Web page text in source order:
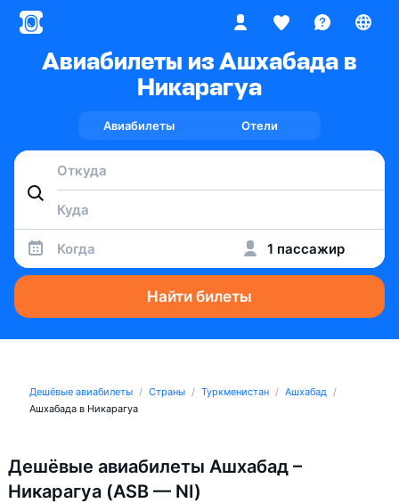
Авиабилеты из Ашхабада в
Никарагуа
Авиабилеты Отели
Когда 1 пассажир
Найти билеты
Дешёвые авиабилеты Страны Туркменистан
Ашхабад
Ашхабада в Никарагуа
Дешёвые авиабилеты Ашхабад –
Никарагуа (ASB — NI)